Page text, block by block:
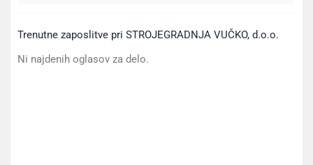
Trenutne zaposlitve pri STROJEGRADNJA VUČKO, d.o.o.
Ni najdenih oglasov za delo.